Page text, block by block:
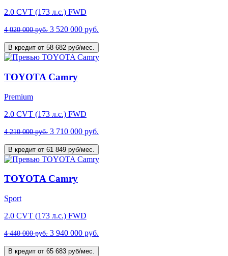
2.0 CVT (173 л.с.) FWD
4 020 000 руб. 3 520 000 руб.
В кредит от 58 682 руб/мес.
TOYOTA Camry
Premium
2.0 CVT (173 л.с.) FWD
4 210 000 руб. 3 710 000 руб.
В кредит от 61 849 руб/мес.
TOYOTA Camry
Sport
2.0 CVT (173 л.с.) FWD
4 440 000 руб. 3 940 000 руб.
В кредит от 65 683 руб/мес.